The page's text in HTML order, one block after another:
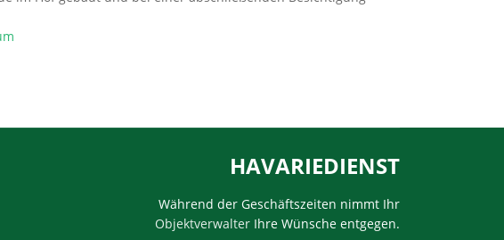
HAVARIEDIENST
Während der Geschäftszeiten nimmt Ihr
Objektverwalter Ihre Wünsche entgegen.